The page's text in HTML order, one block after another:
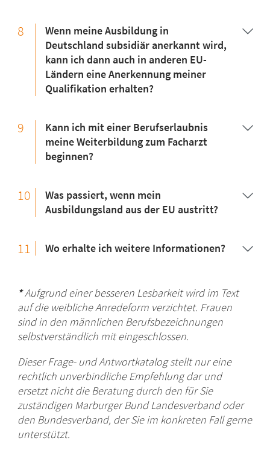
8
Wenn meine Ausbildung in
Deutschland subsidiär anerkannt wird,
kann ich dann auch in anderen EU-
Ländern eine Anerkennung meiner
Qualifikation erhalten?
9
Kann ich mit einer Berufserlaubnis
meine Weiterbildung zum Facharzt
beginnen?
10
Was passiert, wenn mein
Ausbildungsland aus der EU austritt?
11 Wo erhalte ich weitere Informationen?
*Aufgrund einer besseren Lesbarkeit wird im Text
auf die weibliche Anredeform verzichtet. Frauen
sind in den männlichen Berufsbezeichnungen
selbstverständlich mit eingeschlossen.
Dieser Frage- und Antwortkatalog stellt nur eine
rechtlich unverbindliche Empfehlung dar und
ersetzt nicht die Beratung durch den für Sie
zuständigen Marburger Bund Landesverband oder
den Bundesverband, der Sie im konkreten Fall gerne
unterstützt.